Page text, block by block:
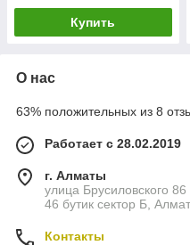
Купить
О нас
63% положительных из 8
Работает с 28.02.2019
г. Алматы
улица Брусиловского
46 бутик сектор Б,
Контакты